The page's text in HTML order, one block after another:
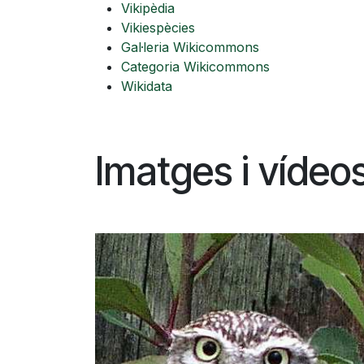
Vikipèdia
Vikiespècies
Gal·leria Wikicommons
Categoria Wikicommons
Wikidata
Imatges i